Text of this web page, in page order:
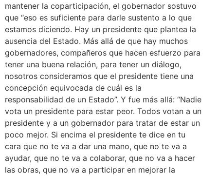
mantener la coparticipación, el gobernador sostuvo
que “eso es suficiente para darle sustento a lo que
estamos diciendo. Hay un presidente que plantea la
ausencia del Estado. Más allá de que hay muchos
gobernadores, compañeros que hacen esfuerzo para
tener una buena relación, para tener un diálogo,
nosotros consideramos que el presidente tiene una
concepción equivocada de cuál es la
responsabilidad de un Estado”. Y fue más allá: “Nadie
vota un presidente para estar peor. Todos votan a un
presidente y a un gobernador para tratar de estar un
poco mejor. Si encima el presidente te dice en tu
cara que no te va a dar una mano, que no te va a
ayudar, que no te va a colaborar, que no va a hacer
las obras, que no va a participar en mejorar la